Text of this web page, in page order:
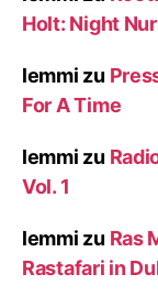
Holt: Night
lemmi zu
For A Time
lemmi zu
Vol. 1
lemmi zu Ras
Rastafari in